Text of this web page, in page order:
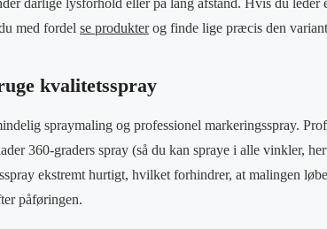
med fordel se produkterog finde lige præcis den
kvalitetsspray
spraymaling og professionel markeringsspray.
360-graders spray (så du kan spraye i alle vinkler,
ekstremt hurtigt, hvilket forhindrer, at malingen
påføringen.